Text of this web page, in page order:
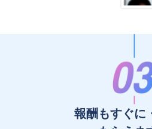
報酬もすぐに